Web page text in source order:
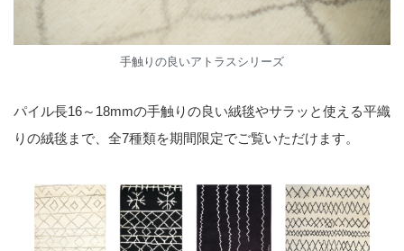
手触りの良いアトラスシリーズ
パイル長16～18mmの手触りの良い絨毯やサラッと使える平織
りの絨毯まで、全7種類を期間限定でご覧いただけます。